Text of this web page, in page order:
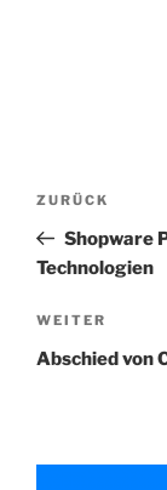
Vorheriger
Beitrag
ZURÜCK
Shopware
Technologien
Nächster
Beitrag
WEITER
Abschied von